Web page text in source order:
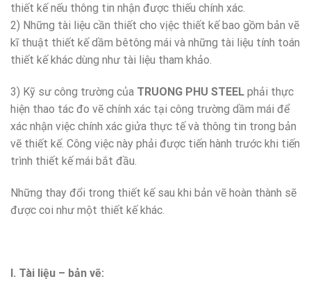
thiết kế nếu thông tin nhận được thiếu chính xác.
2) Những tài liệu cần thiết cho vịệc thiết kế bao gồm bản vẽ
kĩ thuật thiết kế dầm bêtông mái và những tài liệu tính toán
thiết kế khác dùng như tài liệu tham khảo.
3) Kỹ sư công trường của TRUONG PHU STEEL phải thực
hiện thao tác đo vẽ chính xác tại công trường dầm mái để
xác nhận việc chính xác giửa thực tế và thông tin trong bản
vẽ thiết kế. Công việc này phải được tiến hành trước khi tiến
trình thiết kế mái bắt đầu.
Những thay đổi trong thiết kế sau khi bản vẽ hoàn thành sẽ
được coi như một thiết kế khác.
I. Tài liệu – bản vẽ: